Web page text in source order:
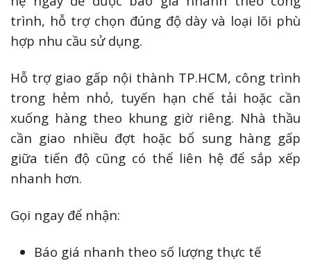
trình, hỗ trợ chọn đúng độ dày và loại lõi phù
hợp nhu cầu sử dụng.
Hỗ trợ giao gấp nội thành TP.HCM, công trình
trong hẻm nhỏ, tuyến hạn chế tải hoặc cần
xuống hàng theo khung giờ riêng. Nhà thầu
cần giao nhiều đợt hoặc bổ sung hàng gấp
giữa tiến độ cũng có thể liên hệ để sắp xếp
nhanh hơn.
Gọi ngay để nhận:
Báo giá nhanh theo số lượng thực tế